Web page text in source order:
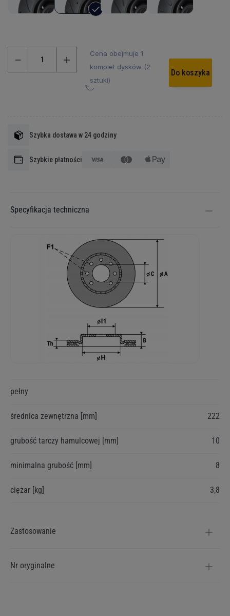
Cena obejmuje 1
komplet dysków (2
sztuki)
Do koszyka
Szybka dostawa w 24 godziny
Szybkie płatności
Specyfikacja techniczna
informacji
pełny
średnica zewnętrzna [mm] 222
grubość tarczy hamulcowej [mm] 10
minimalna grubość [mm] 8
ciężar [kg] 3,8
Zastosowanie
Nr oryginalne